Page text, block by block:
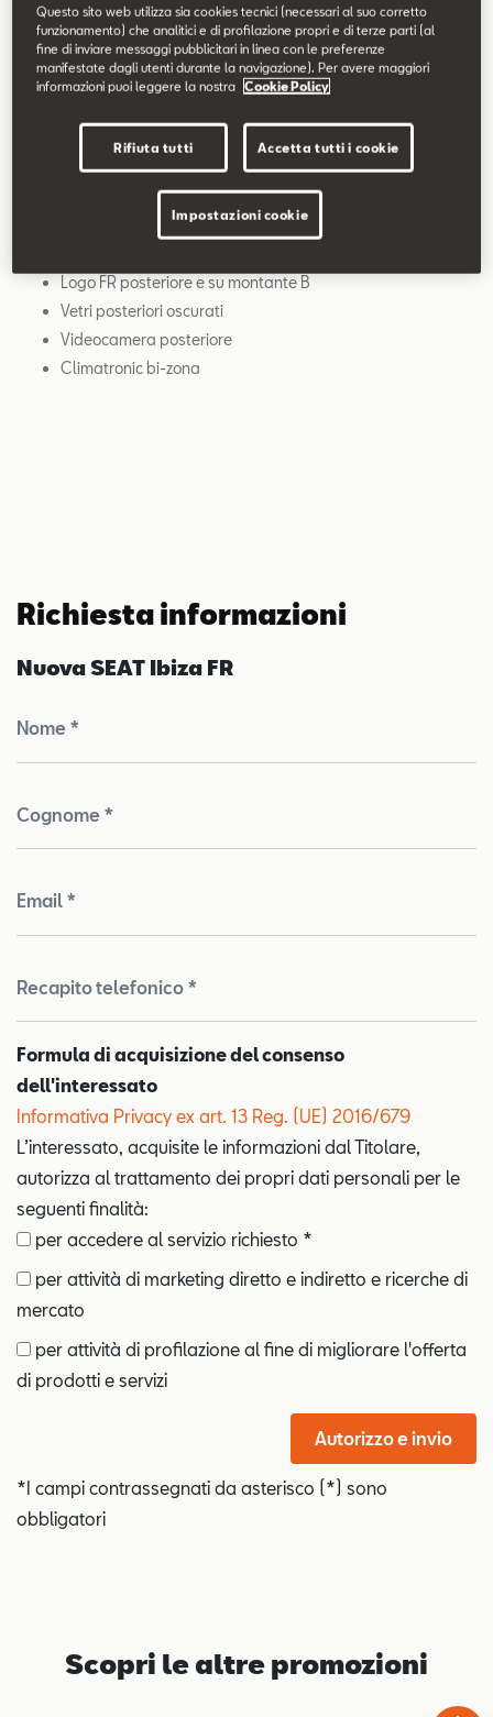
Torna alle promozioni
Equipaggiamenti di serie
Fari Full LED con firma luminosa integrata
Logo FR posteriore e su montante B
Vetri posteriori oscurati
Videocamera posteriore
Climatronic bi-zona
Richiesta informazioni
Nuova SEAT Ibiza FR
Nome *
Cognome *
Email *
Recapito telefonico *
Formula di acquisizione del consenso
dell'interessato
Informativa Privacy ex art. 13 Reg. (UE) 2016/679
L’interessato, acquisite le informazioni dal Titolare,
autorizza al trattamento dei propri dati personali per le
seguenti finalità:
per accedere al servizio richiesto *
per attività di marketing diretto e indiretto e ricerche di
mercato
per attività di profilazione al fine di migliorare l'offerta
di prodotti e servizi
Autorizzo e invio
*I campi contrassegnati da asterisco (*) sono
obbligatori
Scopri le altre promozioni
Chiama
Questo sito web utilizza sia cookies tecnici (necessari al suo corretto
funzionamento) che analitici e di profilazione propri e di terze parti (al
fine di inviare messaggi pubblicitari in linea con le preferenze
manifestate dagli utenti durante la navigazione). Per avere maggiori
informazioni puoi leggere la nostra
Cookie Policy
Rifiuta tutti Accetta tutti i cookie
Impostazioni cookie